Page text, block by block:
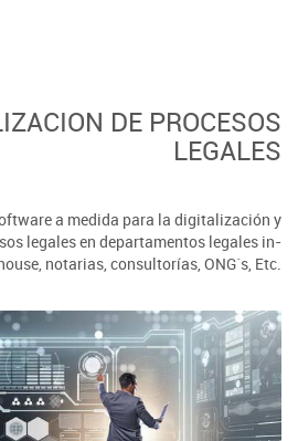
DE PROCESOS
LEGALES
a medida para la digitalización y
legales en departamentos legales in-
notarias, consultorías, ONG´s, Etc.